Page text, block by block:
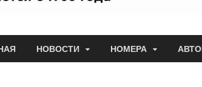
НОВОСТИ НОМЕРА